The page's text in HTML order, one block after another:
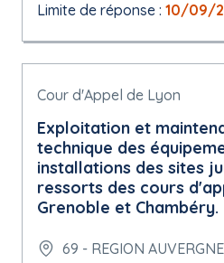
Limite de réponse : 10/09/
Cour d'Appel de Lyon
Exploitation et
technique des
installations des sites
ressorts des cours
Grenoble et Chambéry.
69 - REGION